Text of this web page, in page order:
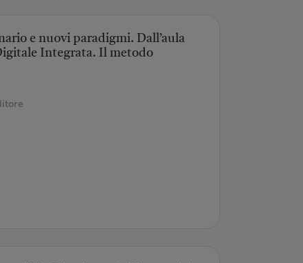
e nuovi paradigmi. Dall’aula
Integrata. Il metodo